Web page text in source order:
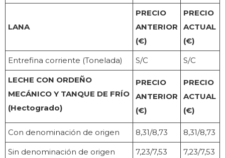
LANA
PRECIO
ANTERIOR
(€)
PRECIO
ACTUAL
(€)
Entrefina corriente (Tonelada) S/C S/C
LECHE CON ORDEÑO
MECÁNICO Y TANQUE DE FRÍO
(Hectogrado)
PRECIO
ANTERIOR
(€)
PRECIO
ACTUAL
(€)
Con denominación de origen 8,31/8,73 8,31/8,73
Sin denominación de origen 7,23/7,53 7,23/7,53